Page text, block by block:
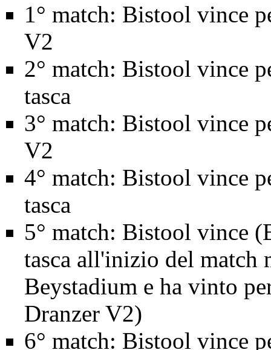
1° match: Bistool vince
V2
2° match: Bistool vince
tasca
3° match: Bistool vince
V2
4° match: Bistool vince
tasca
5° match: Bistool vince
tasca all'inizio del match
Beystadium e ha vinto
Dranzer V2)
6° match: Bistool vince